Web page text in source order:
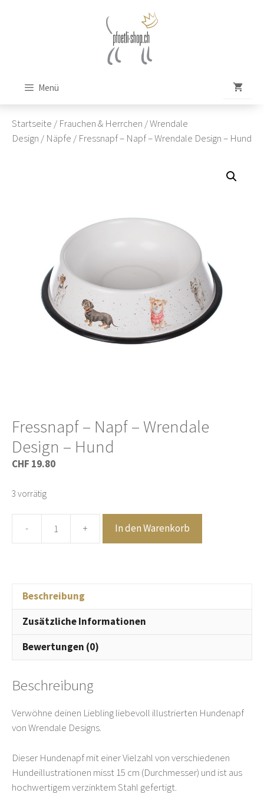
Menü
Startseite / Frauchen & Herrchen /Wrendale
Design / Näpfe / Fressnapf – Napf – Wrendale Design – Hund
Fressnapf – Napf – Wrendale
Design – Hund
CHF 19.80
3 vorrätig
-
Fressnapf
Design
-
+ In den Warenkorb
Beschreibung
Zusätzliche Informationen
Bewertungen (0)
Beschreibung
Verwöhne deinen Liebling liebevoll illustrierten Hundenapf
von Wrendale Designs.
Dieser Hundenapf mit einer Vielzahl von verschiedenen
Hundeillustrationen misst 15 cm (Durchmesser) und ist aus
hochwertigem verzinktem Stahl gefertigt.